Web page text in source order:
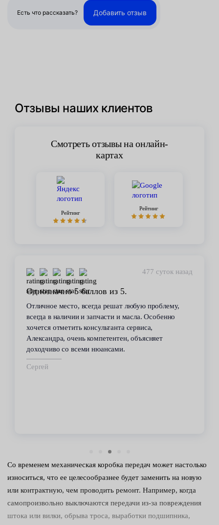
Есть что рассказать? Добавить отзыв
Отзывы наших клиентов
Смотреть отзывы на онлайн-
картах
Рейтинг
Рейтинг
477 суток назад
Однозначно 5 баллов из 5.
Отличное место, всегда решат любую проблему,
всегда в наличии и запчасти и масла. Особенно
хочется отметить консультанта сервиса,
Александра, очень компетентен, объясняет
доходчиво со всеми нюансами.
Сергей
Со временем механическая коробка передач может настолько
износиться, что ее целесообразнее будет заменить на новую
или контрактную, чем проводить ремонт. Например, когда
самопроизвольно выключаются передачи из-за повреждения
штока или вилки, обрыва троса, выработки подшипника,